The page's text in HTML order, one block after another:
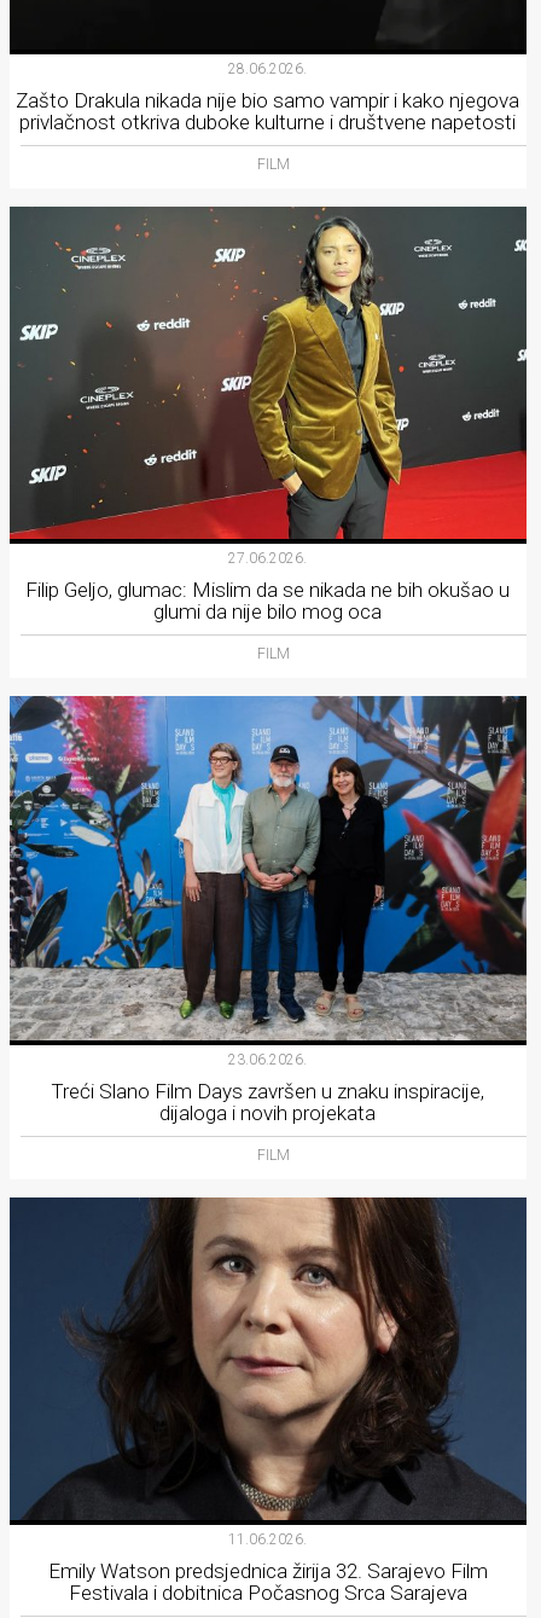
28.06.2026.
Zašto Drakula nikada nije bio samo vampir i kako njegova
privlačnost otkriva duboke kulturne i društvene napetosti
FILM
27.06.2026.
Filip Geljo, glumac: Mislim da se nikada ne bih okušao u
glumi da nije bilo mog oca
FILM
23.06.2026.
Treći Slano Film Days završen u znaku inspiracije,
dijaloga i novih projekata
FILM
11.06.2026.
Emily Watson predsjednica žirija 32. Sarajevo Film
Festivala i dobitnica Počasnog Srca Sarajeva